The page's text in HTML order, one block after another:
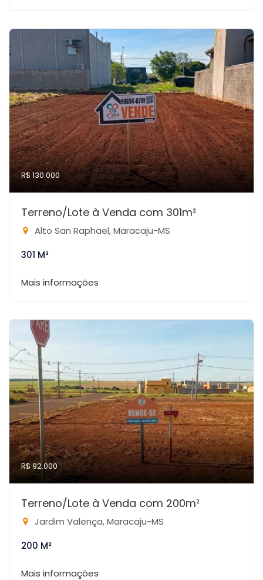
R$ 130.000
Terreno/Lote à Venda com 301m²
Alto San Raphael, Maracaju-MS
301 M²
Mais informações
R$ 92.000
Terreno/Lote à Venda com 200m²
Jardim Valença, Maracaju-MS
200 M²
Mais informações